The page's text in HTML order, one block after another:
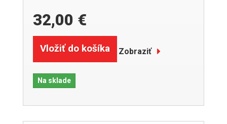
32,00 €
Vložiť do košíka Zobraziť
Na sklade